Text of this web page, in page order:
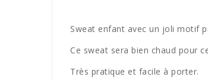
Sweat enfant avec un joli motif
Ce sweat sera bien chaud pour
Très pratique et facile à porter.